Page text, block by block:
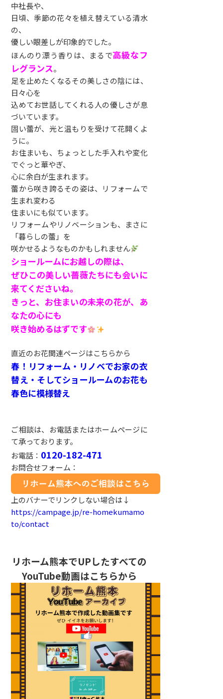
中社長や、
日頃、季節の花々を植え替えている清水
の、
優しい眼差しが印象的でした。
ほんのり漂う香りは、まるで高級なフ
レグランス。
足を止めたくなるその美しさの陰には、
日々心を
込めてお世話してくれる人の優しさが息
づいています。
固い蕾が、光と温もりを受けて花開くよ
うに。
お住まいも、ちょっとした手入れや変化
でぐっと華やぎ、
心に余白が生まれます。
蕾から咲き誇るその姿は、リフォームで
生まれ変わる
住まいにも似ています。
リフォームやリノベーションも、まさに
「暮らしの蕾」を
咲かせるようなものかもしれません
ショールームにお越しの際は、
ぜひこの美しい薔薇たちにも会いに
来てくださいね。
きっと、お住まいの未来の花が、あ
なたの心にも
咲き始めるはずです
直近のお花関連ページはこちらから
春！リフォーム・リノベでお家の衣
替え・そしてショールームのお花も
春色に模様替え
ご相談は、お電話またはホームページに
て承っております。
お電話： 0120-182-471
お問合せフォーム：
上のバナーでリンクしない場合は↓
https://campage.jp/re-homekumamo
to/contact
リホーム熊本でUPしたすべての
YouTube動画はこちらから